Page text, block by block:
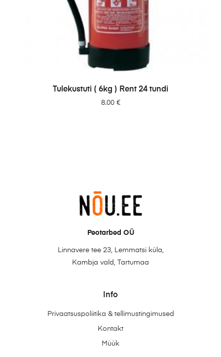
LISA PÄRINGUSSE
Tulekustuti ( 6kg ) Rent 24 tundi
8.00 €
Peotarbed OÜ
Linnavere tee 23, Lemmatsi küla,
Kambja vald, Tartumaa
Info
Privaatsuspoliitika & tellimustingimused
Kontakt
Müük